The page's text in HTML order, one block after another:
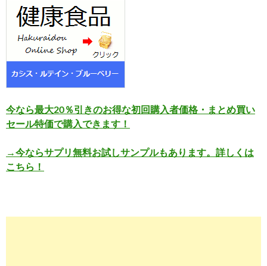
今なら最大20％引きのお得な初回購入者価格・まとめ買い
セール特価で購入できます！
→今ならサプリ無料お試しサンプルもあります。詳しくは
こちら！